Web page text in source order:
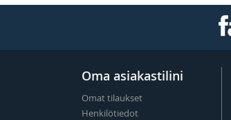
Oma asiakastilini
Omat tilaukset
Henkilötiedot